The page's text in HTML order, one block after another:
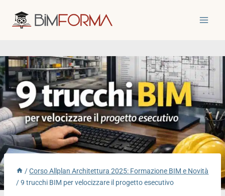
/ Corso Allplan Architettura 2025: Formazione BIM e Novità
/9 trucchi BIM per velocizzare il progetto esecutivo